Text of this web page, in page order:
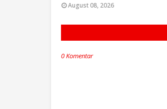
August 08, 2026
0 Komentar